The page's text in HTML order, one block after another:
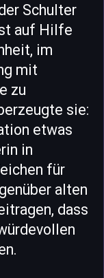
Schulter
auf Hilfe
im
mit
zu
sie:
etwas
in
für
alten
dass